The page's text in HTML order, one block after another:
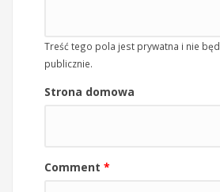
Treść tego pola jest prywatna i nie
publicznie.
Strona domowa
Comment *